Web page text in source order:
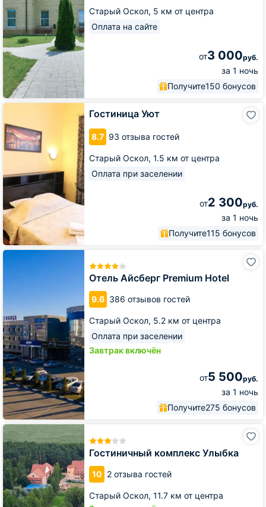
Старый Оскол, 5 км от центра
Оплата на сайте
от3 000руб.
за 1 ночь
Получите150 бонусов
Гостиница Уют
8.7 93 отзыва гостей
Старый Оскол, 1.5 км от центра
Оплата при заселении
от2 300руб.
за 1 ночь
Получите115 бонусов
Гостиница
Отель Айсберг Premium Hotel
9.6 386 отзывов гостей
Старый Оскол, 5.2 км от центра
Оплата при заселении
Завтрак включён
от5 500руб.
за 1 ночь
Получите275 бонусов
Отель
Гостиничный комплекс Улыбка
10 2 отзыва гостей
Старый Оскол, 11.7 км от центра
Гостиничный
комплекс
Улыбка